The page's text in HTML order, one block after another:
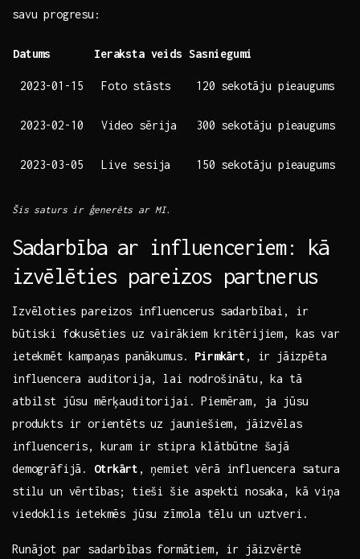
savu progresu: ​
Datums Ieraksta veids Sasniegumi
2023-01-15 Foto stāsts 120⁤ sekotāju pieaugums
2023-02-10 Video sērija 300‌ sekotāju pieaugums
2023-03-05 Live ‌sesija 150 sekotāju pieaugums
Šis saturs ir⁤ ģenerēts ar MI.
Sadarbība ar influenceriem: kā
izvēlēties pareizos partnerus
Izvēloties pareizos influencerus sadarbībai, ir
būtiski fokusēties uz vairākiem kritērijiem, kas var⁢
ietekmēt ⁤kampaņas panākumus. Pirmkārt , ir ⁣jāizpēta
influencera‌ auditorija,​ lai nodrošinātu, ka⁢ tā
atbilst jūsu mērķauditorijai. Piemēram, ja jūsu
produkts ir orientēts⁣ uz jauniešiem, jāizvēlas
influenceris, kuram ir stipra klātbūtne šajā
demogrāfijā. Otrkārt , ņemiet vērā‍ influencera satura
stilu un vērtības; tieši šie aspekti nosaka, kā viņa
viedoklis ietekmēs jūsu zīmola tēlu un uztveri.
Runājot par sadarbības⁤ formātiem,⁣ ir jāizvērtē